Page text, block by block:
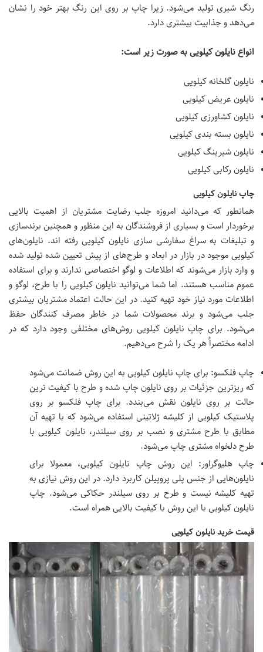
رنگ شیری تولید می‌شود. زیرا چاپ بر روی این رنگ بهتر خود را نشان
می‌دهد و جذابیت بیشتری دارد.
انواع نایلون کیلویی به صورت زیر است:
نایلون گلخانه کیلویی
نایلون عریض کیلویی
نایلون کشاورزی کیلویی
نایلون بسته بندی کیلویی
نایلون شیرینگ کیلویی
نایلون رکابی کیلویی
چاپ نایلون کیلویی
همانطور که می‌دانید امروزه جلب رضایت مشتریان از اهمیت بالایی
برخوردار است و بسیاری از فروشندگان به این منظور و همچنین برندسازی
و تبلیغات به سراغ سفارشی سازی نایلون کیلویی رفته اند. نایلون‌های
کیلویی موجود در بازار در ابعاد و طرح‌های از پیش تعیین شده تولید شده
و وارد بازار می‌شوند که اطلاعات و لوگو اختصاصی ندارند و برای استفاده
عموم مناسب هستند. اما شما می‌توانید نایلون کیلویی را با طرح، لوگو و
اطلاعات مورد نیاز خود تهیه کنید. در این حالت اعتماد مشتریان بیشتری
جلب می‌شود و برند محصولات شما در خاطر مصرف کنندگان حفظ
می‌شود. برای چاپ نایلون کیلویی روش‌های مختلفی وجود دارد که در
ادامه مختصراٌ هر یک را شرح می‌دهیم.
چاپ فلکسو: برای چاپ نایلون کیلویی به این روش ضمانت می‌شود
که ریزترین جزئیات بر روی نایلون چاپ شده و طرح با کیفیت ترین
حالت بر روی نایلون نقش می‌بندد. برای چاپ فلکسو بر روی
پلاستیک کیلویی از کلیشه ژلاتینی استفاده می‌شود که با تهیه آن
مطابق با طرح مشتری و نصب بر روی سیلندر، نایلون کیلویی با
طرح دلخواه مشتری چاپ می‌شود.
چاپ هلیوگراور: این روش چاپ نایلون کیلویی، معمولا برای
نایلون‌هایی از جنس پلی پروپیلن کاربرد دارد. در این روش نیازی به
تهیه کلیشه نیست و طرح بر روی سیلندر حکاکی می‌شود. چاپ
نایلون کیلویی با این روش با کیفیت بالایی همراه است.
قیمت خرید نایلون کیلویی